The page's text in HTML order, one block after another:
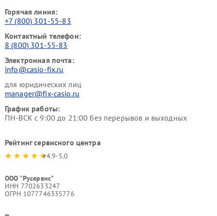
Горячая линия:
+7 (800) 301-55-83
Контактный телефон:
8 (800) 301-55-83
Электронная почта:
info@casio-fix.ru
для юридических лиц
manager@fix-casio.ru
График работы:
ПН-ВСК с 9:00 до 21:00 без перерывов и выходных
Рейтинг сервисного центра
4.9-5.0
ООО "Русервис"
ИНН 7702633247
ОГРН 1077746335776